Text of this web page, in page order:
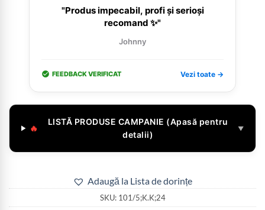
"Produs impecabil, profi și serioși
recomand ✨"
Johnny
FEEDBACK VERIFICAT Vezi toate →
🔥
LISTĂ PRODUSE CAMPANIE (Apasă pentru
detalii)
▼
Adaugă la Lista de dorințe
SKU: 101/5;K.K;24